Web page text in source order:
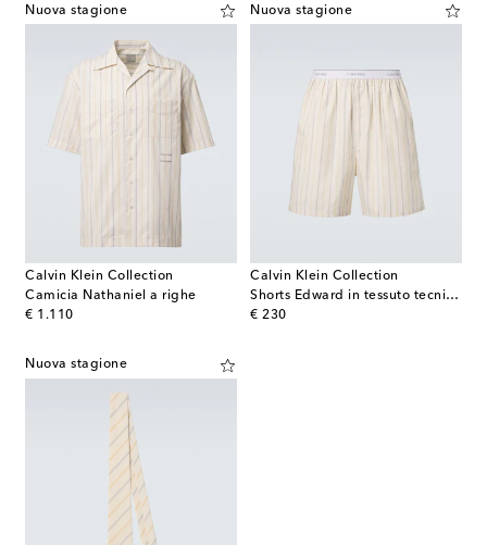
Nuova stagione
Calvin Klein Collection
Camicia Nathaniel a righe
€ 1.110
original price
Nuova stagione
Calvin Klein Collection
Shorts Edward in tessuto tecnico a righe
€ 230
original price
Nuova stagione